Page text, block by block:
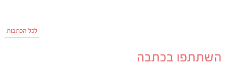
לכל הכתבות
השתתפו בכתבה